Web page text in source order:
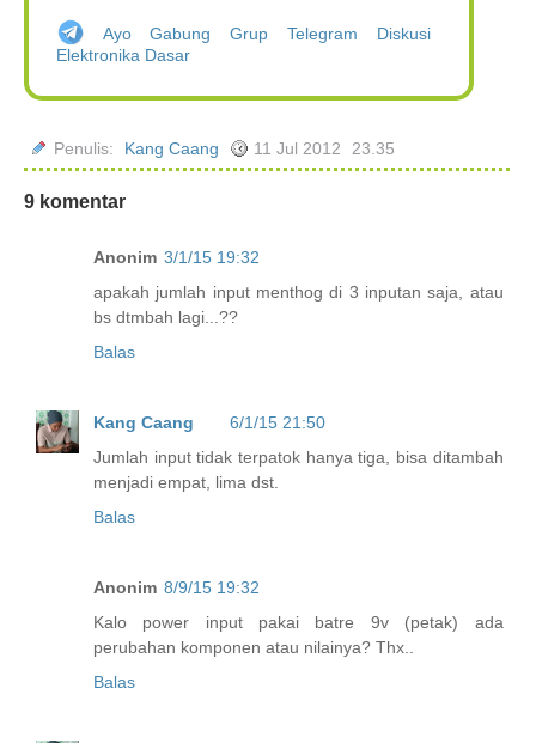
Ayo Gabung Grup Telegram Diskusi
Elektronika Dasar
Penulis: Kang Caang 11 Jul 2012 23.35
9 komentar
Anonim 3/1/15 19:32
apakah jumlah input menthog di 3 inputan saja, atau
bs dtmbah lagi...??
Balas
Kang Caang
6/1/15 21:50
Jumlah input tidak terpatok hanya tiga, bisa ditambah
menjadi empat, lima dst.
Balas
Anonim 8/9/15 19:32
Kalo power input pakai batre 9v (petak) ada
perubahan komponen atau nilainya? Thx..
Balas